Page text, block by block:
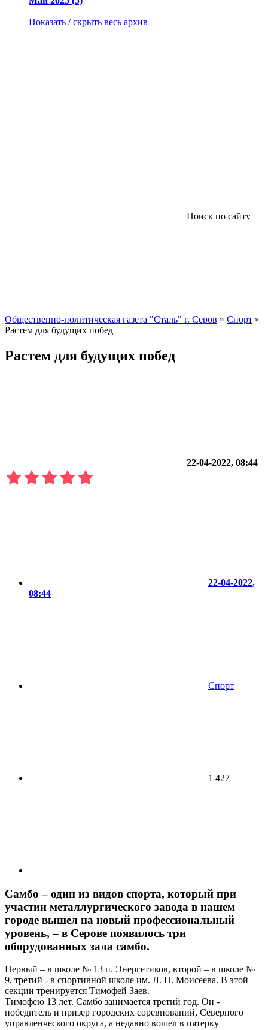
Показать / скрыть весь архив
Поиск по сайту
Общественно-политическая газета "Сталь" г. Серов » Спорт »
Растем для будущих побед
Растем для будущих побед
22-04-2022, 08:44
22-04-2022,
08:44
Спорт
1 427
Самбо – один из видов спорта, который при
участии металлургического завода в нашем
городе вышел на новый профессио­нальный
уровень, – в Серове появилось три
оборудованных зала самбо.
Первый – в школе № 13 п. Энер­­гетиков, второй – в школе №
9, третий - в спортивной школе им. Л. П. Моисеева. В этой
секции тренируется Тимофей Заев.
Тимофею 13 лет. Самбо занимается третий год. Он -
победитель и призер городских соревнований, Северного
управленческого округа, а недавно вошел в пятерку